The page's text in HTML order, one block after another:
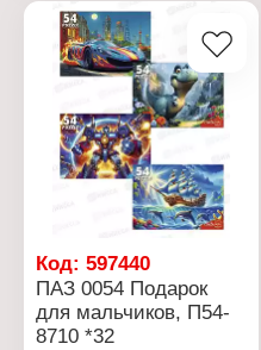
элемента
Материал: картон
Упаковка: в коробке
Рекомендуемый возраст:
Размер коробки:
6,5х9х2,5 см
Код: 597440
ПАЗ 0054 Подарок
для мальчиков, П54-
8710 *32